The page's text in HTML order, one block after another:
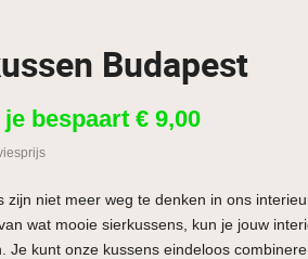
Budapest
je bespaart € 9,00
zijn niet meer weg te denken in ons
wat mooie sierkussens, kun je jouw
Je kunt onze kussens eindeloos